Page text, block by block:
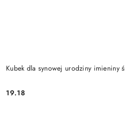
Kubek dla synowej urodziny imieniny
Cena:
19.18